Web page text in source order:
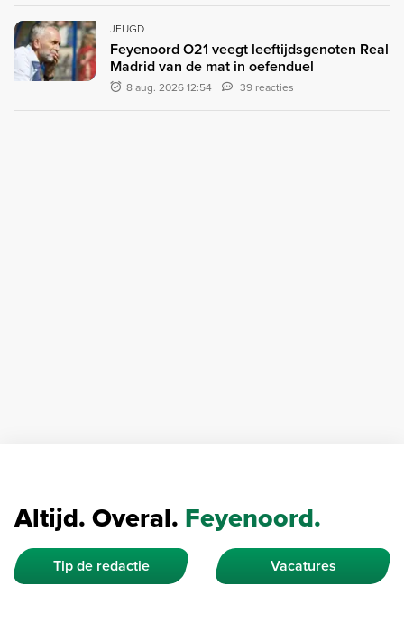
JEUGD
Feyenoord O21 veegt leeftijdsgenoten Real
Madrid van de mat in oefenduel
8 aug. 2026 12:54 39 reacties
Altijd. Overal. Feyenoord.
Tip de redactie Vacatures